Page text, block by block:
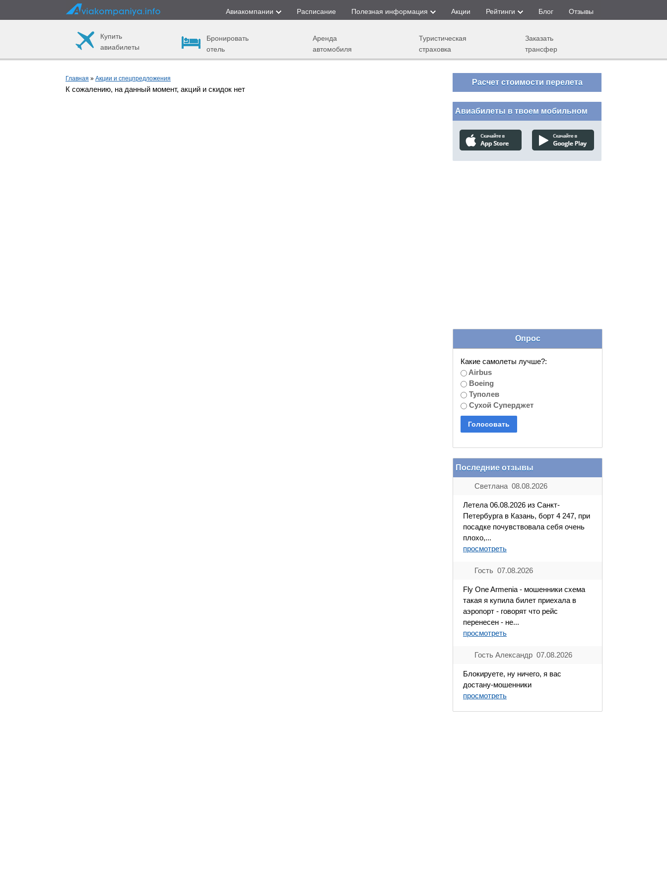
Авиакомпании Расписание Полезная информация Акции Рейтинги Блог Отзывы
Купить
авиабилеты
Бронировать
отель
Аренда
автомобиля
Туристическая
страховка
Заказать
трансфер
Главная » Акции и спецпредложения
К сожалению, на данный момент, акций и скидок нет
Расчет стоимости перелета
Авиабилеты в твоем мобильном
Опрос
Какие самолеты лучше?:
Airbus
Boeing
Туполев
Сухой Суперджет
Последние отзывы
Светлана 08.08.2026
Летела 06.08.2026 из Санкт-
Петербурга в Казань, борт 4 247, при
посадке почувствовала себя очень
плохо,...
просмотреть
Гость 07.08.2026
Fly One Armenia - мошенники схема
такая я купила билет приехала в
аэропорт - говорят что рейс
перенесен - не...
просмотреть
Гость Александр 07.08.2026
Блокируете, ну ничего, я вас
достану-мошенники
просмотреть